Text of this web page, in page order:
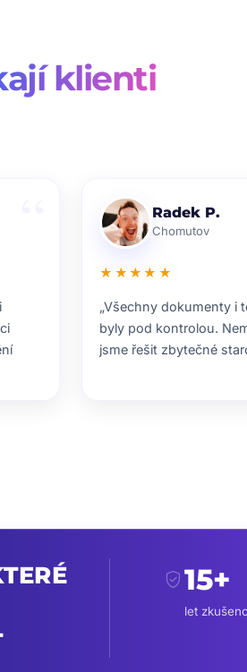
klienti
Radek P.
Chomutov
★★★★★
„Všechny dokumenty i
byly pod kontrolou.
jsme řešit zbytečné
verified_user15+
let